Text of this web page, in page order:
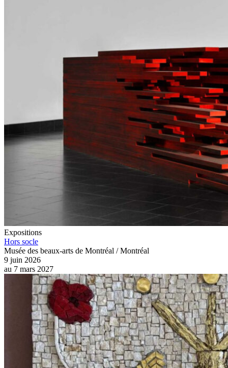
Expositions
Hors socle
Musée des beaux-arts de Montréal / Montréal
9 juin 2026
au 7 mars 2027